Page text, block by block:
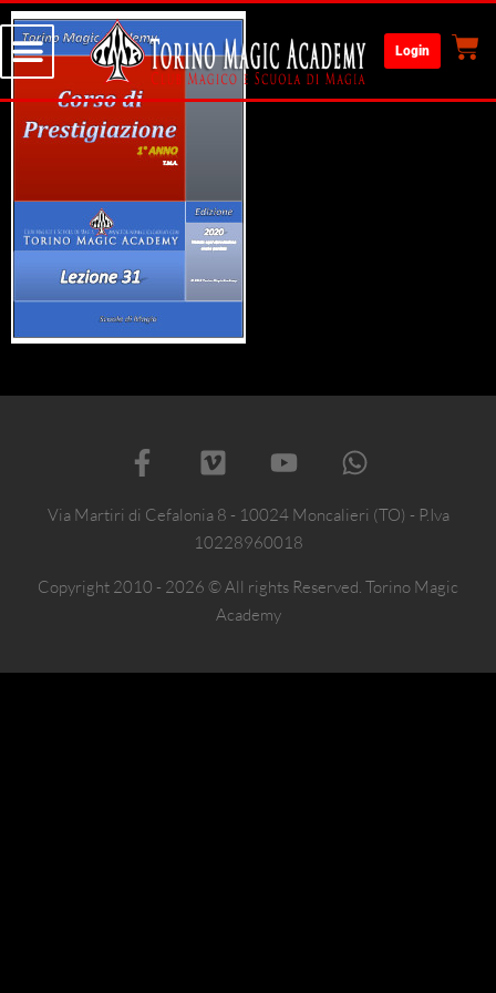
Login
Via Martiri di Cefalonia 8 - 10024 Moncalieri (TO) - P.Iva
10228960018
Copyright 2010 - 2026 © All rights Reserved. Torino Magic
Academy